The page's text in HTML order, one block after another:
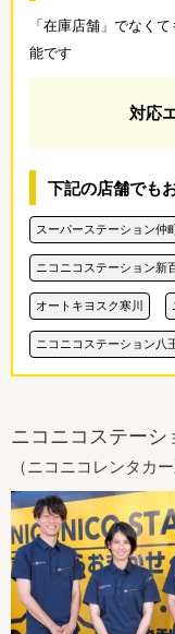
「在庫店舗」でなく
能です
対応
下記の店舗でも
スーパーステーション仲
ニコニコステーション新
オートキヨスク寒川
ニコニコステーション八
ニコニコステーシ
（ニコニコレンタカ